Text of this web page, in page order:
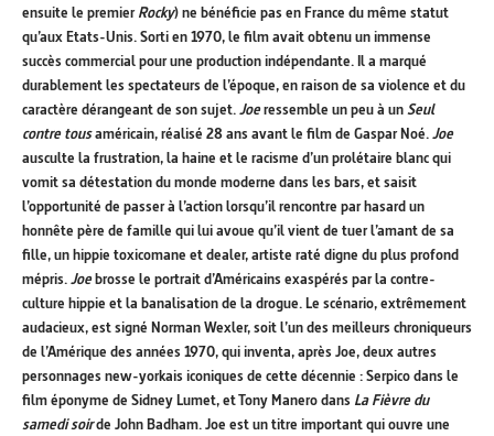
ensuite le premierRocky) ne bénéficie pas en France du même statut
qu’aux Etats-Unis. Sorti en 1970, le film avait obtenu un immense
succès commercial pour une production indépendante. Il a marqué
durablement les spectateurs de l’époque, en raison de sa violence et du
caractère dérangeant de son sujet.Joeressemble un peu à unSeul
contre tousaméricain, réalisé 28 ans avant le film de Gaspar Noé.Joe
ausculte la frustration, la haine et le racisme d’un prolétaire blanc qui
vomit sa détestation du monde moderne dans les bars, et saisit
l’opportunité de passer à l’action lorsqu’il rencontre par hasard un
honnête père de famille qui lui avoue qu’il vient de tuer l’amant de sa
fille, un hippie toxicomane et dealer, artiste raté digne du plus profond
mépris.Joebrosse le portrait d’Américains exaspérés par la contre-
culture hippie et la banalisation de la drogue.Le scénario, extrêmement
audacieux, est signé Norman Wexler, soit l’un des meilleurs chroniqueurs
de l’Amérique des années 1970, qui inventa, après Joe, deux autres
personnages new-yorkais iconiques de cette décennie : Serpico dans le
film éponyme de Sidney Lumet, et Tony Manero dans La Fièvre du
samedi soirde John Badham. Joe est un titre important qui ouvre une